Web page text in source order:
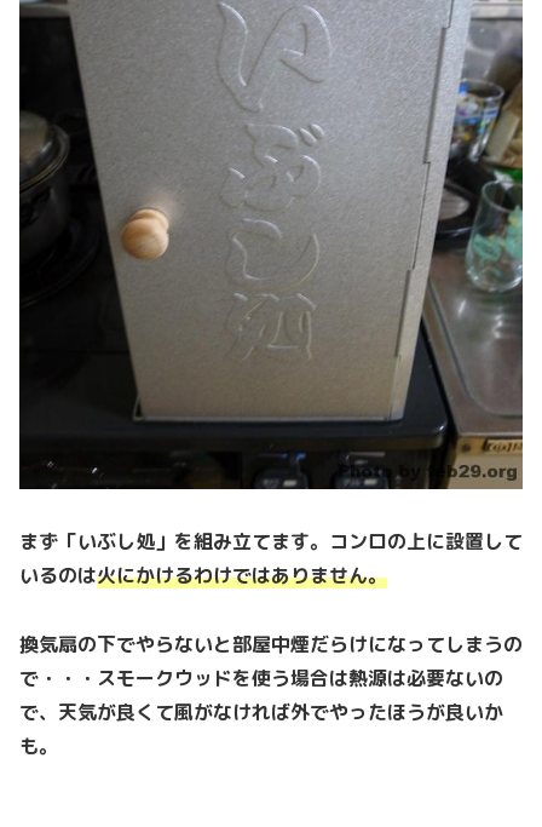
まず「いぶし処」を組み立てます。コンロの上に設置して
いるのは火にかけるわけではありません。
換気扇の下でやらないと部屋中煙だらけになってしまうの
で・・・スモークウッドを使う場合は熱源は必要ないの
で、天気が良くて風がなければ外でやったほうが良いか
も。